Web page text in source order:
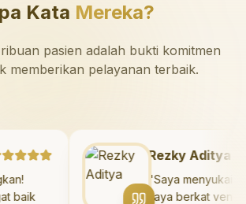
Kata Mereka?
pasien adalah bukti komitmen
memberikan pelayanan terbaik.
baik
Rezky
"Saya
saya berkat